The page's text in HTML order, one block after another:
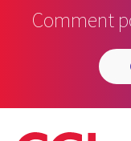
Comment